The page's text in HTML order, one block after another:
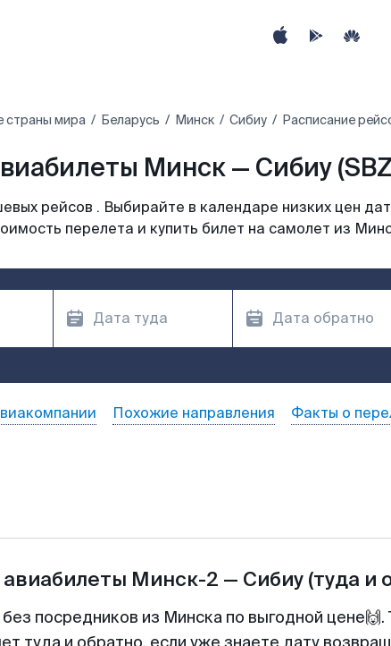
страны мира Беларусь Минск Сибиу Расписание
Минск — Сибиу
рейсов . Выбирайте в календаре низких цен
перелета и купить билет на самолет из
Похожие направления Факты о
Минск-2 — Сибиу (туда и
посредников из Минска по выгодной